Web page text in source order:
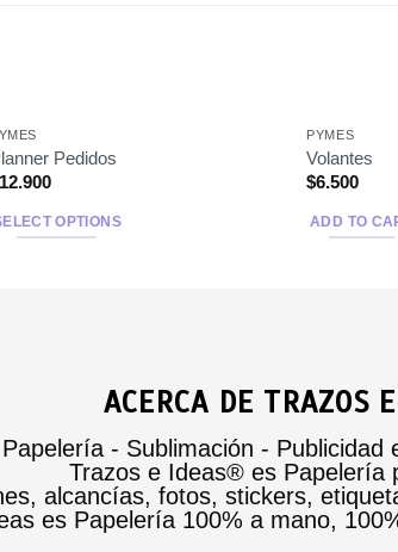
Pedidos
12.900
OPTIONS
PYMES
Volantes
$6.500
ADD TO
ACERCA DE TRAZOS
Papelería - Sublimación - Publicidad
Trazos e Ideas® es Papelería
alcancías, fotos, stickers,
es Papelería 100% a mano,